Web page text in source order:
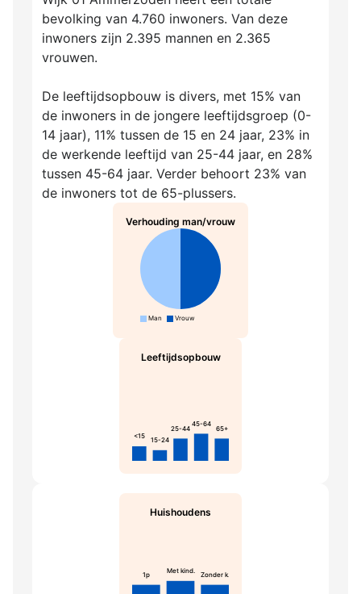
bevolking van 4.760 inwoners. Van deze
inwoners zijn 2.395 mannen en 2.365
vrouwen.
De leeftijdsopbouw is divers, met 15% van
de inwoners in de jongere leeftijdsgroep (0-
14 jaar), 11% tussen de 15 en 24 jaar, 23% in
de werkende leeftijd van 25-44 jaar, en 28%
tussen 45-64 jaar. Verder behoort 23% van
de inwoners tot de 65-plussers.
Verhouding man/vrouw
Man Vrouw
Leeftijdsopbouw
<15 15-24
25-44
45-64
65+
Huishoudens
1p Met kind. Zonder k.